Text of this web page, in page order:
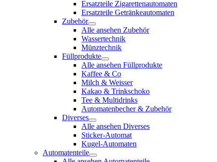
Ersatzteile Zigarettenautomaten
Ersatzteile Getränkeautomaten
Zubehör
Alle ansehen Zubehör
Wassertechnik
Münztechnik
Füllprodukte
Alle ansehen Füllprodukte
Kaffee & Co
Milch & Weisser
Kakao & Trinkschoko
Tee & Multidrinks
Automatenbecher & Zubehör
Diverses
Alle ansehen Diverses
Sticker-Automat
Kugel-Automaten
Automatenteile